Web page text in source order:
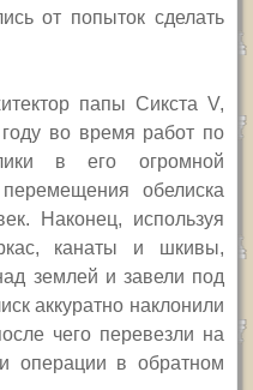
от попыток сделать
папы Сикста V,
во время работ по
в его огромной
обелиска
Наконец, используя
канаты и шкивы,
землей и завели под
аккуратно наклонили
чего перевезли на
операции в обратном